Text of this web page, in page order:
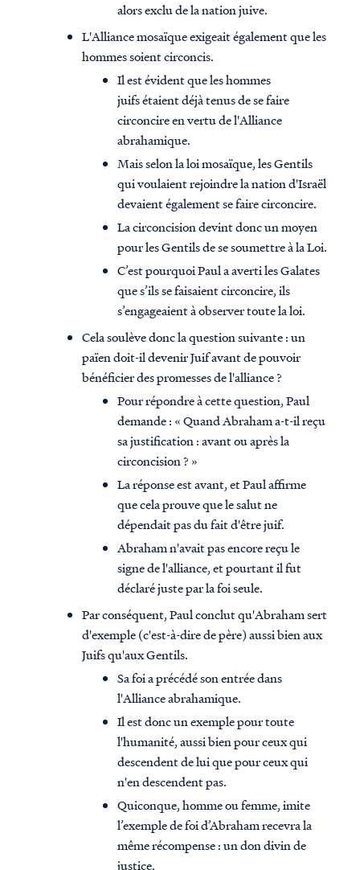
alors exclu de la nation juive.
L'Alliance mosaïque exigeait également que les
hommes soient circoncis.
Il est évident que les hommes
juifs étaient déjà tenus de se faire
circoncire en vertu de l'Alliance
abrahamique.
Mais selon la loi mosaïque, les Gentils
qui voulaient rejoindre la nation d'Israël
devaient également se faire circoncire.
La circoncision devint donc un moyen
pour les Gentils de se soumettre à la Loi.
C’est pourquoi Paul a averti les Galates
que s’ils se faisaient circoncire, ils
s’engageaient à observer toute la loi.
Cela soulève donc la question suivante : un
païen doit-il devenir Juif avant de pouvoir
bénéficier des promesses de l'alliance ?
Pour répondre à cette question, Paul
demande : « Quand Abraham a-t-il reçu
sa justification : avant ou après la
circoncision ? »
La réponse est avant, et Paul affirme
que cela prouve que le salut ne
dépendait pas du fait d'être juif.
Abraham n'avait pas encore reçu le
signe de l'alliance, et pourtant il fut
déclaré juste par la foi seule.
Par conséquent, Paul conclut qu'Abraham sert
d'exemple (c'est-à-dire de père) aussi bien aux
Juifs qu'aux Gentils.
Sa foi a précédé son entrée dans
l'Alliance abrahamique.
Il est donc un exemple pour toute
l'humanité, aussi bien pour ceux qui
descendent de lui que pour ceux qui
n'en descendent pas.
Quiconque, homme ou femme, imite
l’exemple de foi d’Abraham recevra la
même récompense : un don divin de
justice.